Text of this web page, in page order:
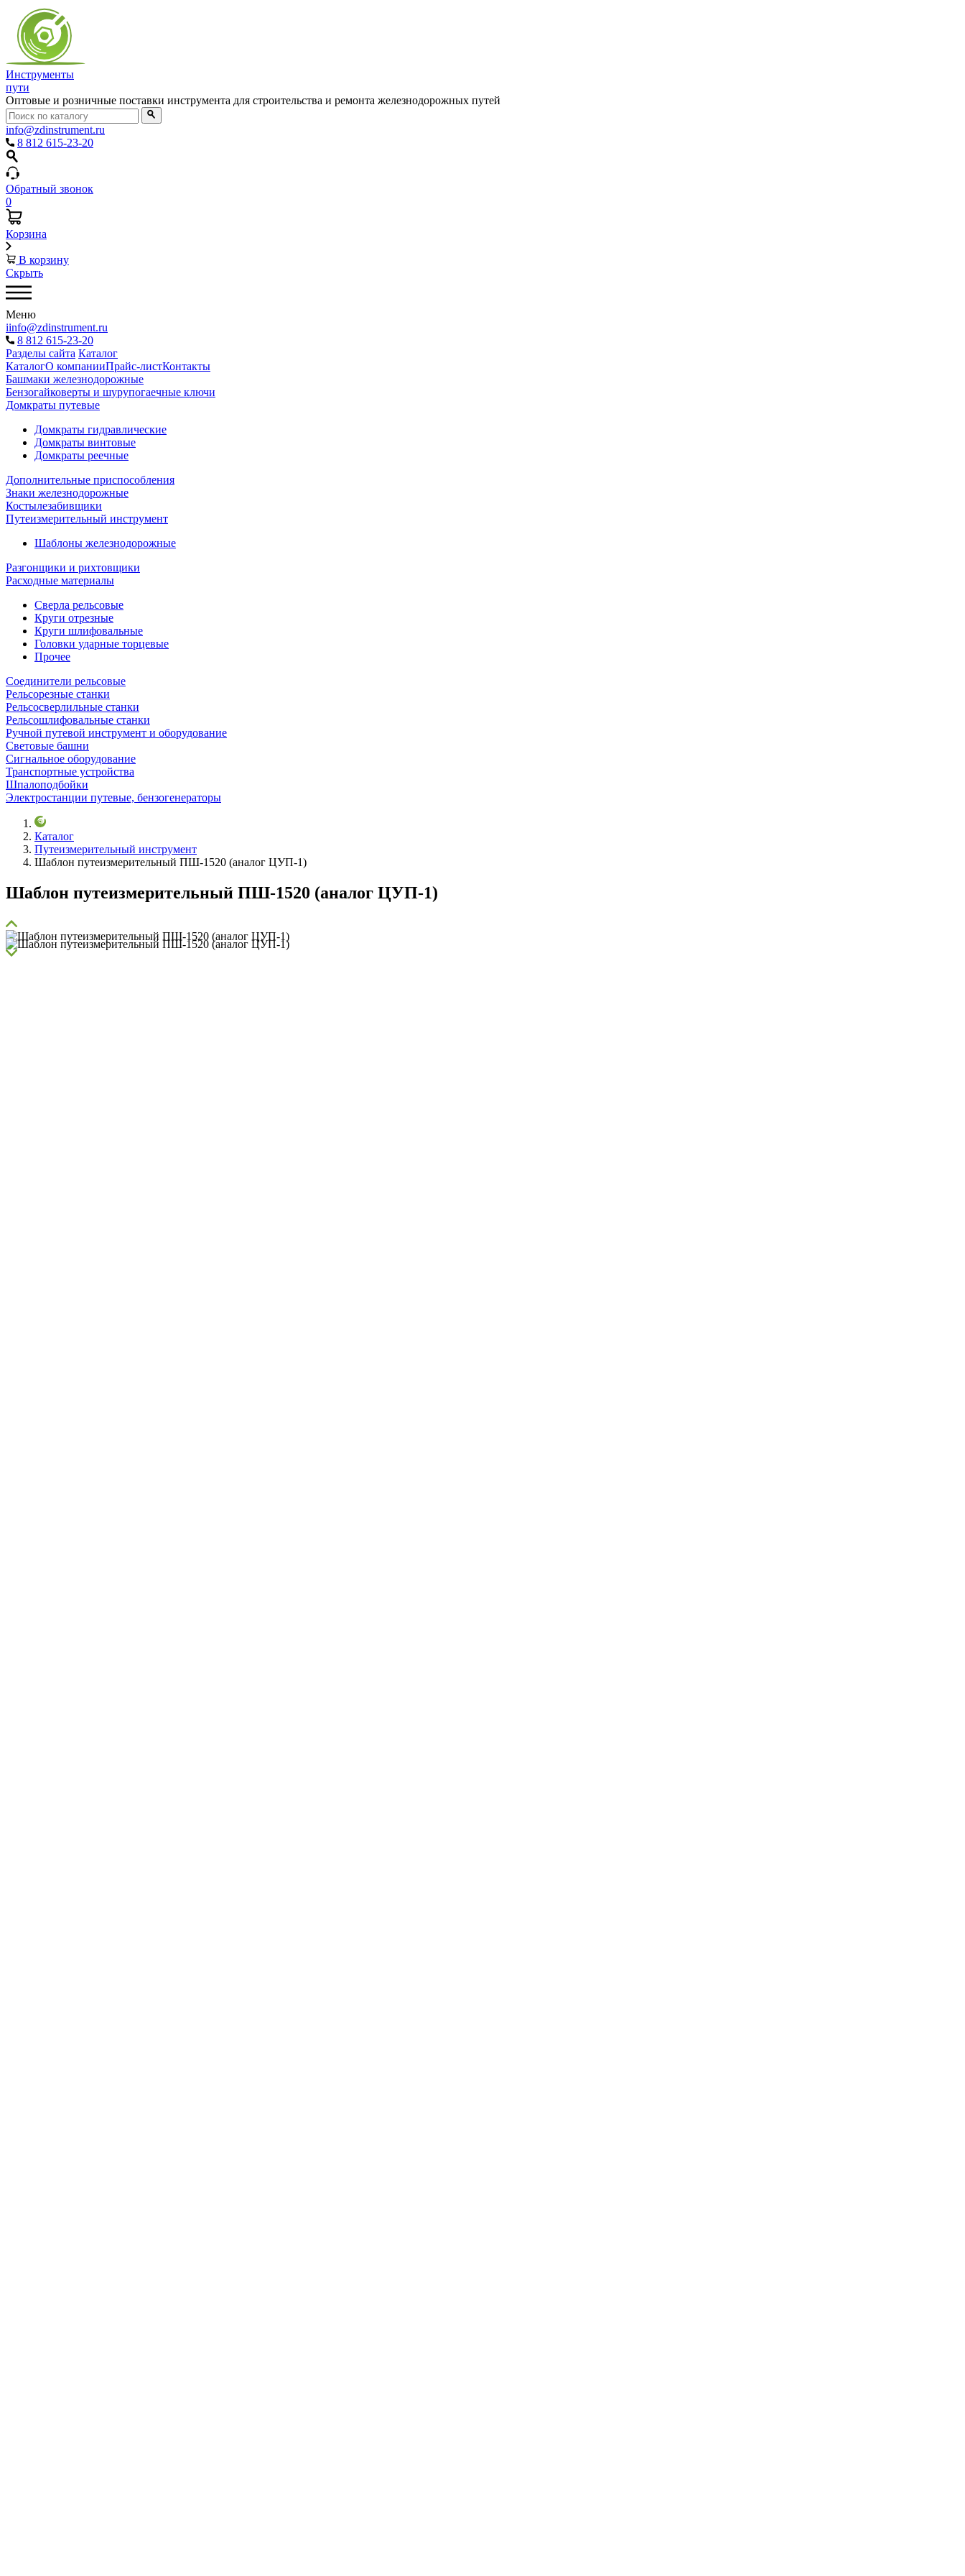
Инструменты
пути
Оптовые и розничные поставки инструмента для строительства и ремонта железнодорожных путей
info@zdinstrument.ru
8 812 615-23-20
Обратный звонок
0
Корзина
В корзину
Скрыть
Меню
iinfo@zdinstrument.ru
8 812 615-23-20
Разделы сайта Каталог
КаталогО компанииПрайс-листКонтакты
Башмаки железнодорожные
Бензогайковерты и шурупогаечные ключи
Домкраты путевые
Домкраты гидравлические
Домкраты винтовые
Домкраты реечные
Дополнительные приспособления
Знаки железнодорожные
Костылезабивщики
Путеизмерительный инструмент
Шаблоны железнодорожные
Разгонщики и рихтовщики
Расходные материалы
Сверла рельсовые
Круги отрезные
Круги шлифовальные
Головки ударные торцевые
Прочее
Соединители рельсовые
Рельсорезные станки
Рельсосверлильные станки
Рельсошлифовальные станки
Ручной путевой инструмент и оборудование
Световые башни
Сигнальное оборудование
Транспортные устройства
Шпалоподбойки
Электростанции путевые, бензогенераторы
Каталог
Путеизмерительный инструмент
Шаблон путеизмерительный ПШ-1520 (аналог ЦУП-1)
Шаблон путеизмерительный ПШ-1520 (аналог ЦУП-1)